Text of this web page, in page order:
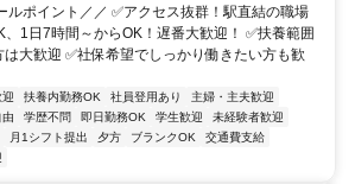
ルポイント／／ ✅アクセス抜群！駅直結の職場
、1日7時間～からOK！遅番大歓迎！ ✅扶養範囲
大歓迎 ✅社保希望でしっかり働きたい方も歓
扶養内勤務OK 社員登用あり
主婦・主夫歓迎
学歴不問 即日勤務OK 学生歓迎
未経験者歓迎
月1シフト提出 夕方 ブランクOK
交通費支給